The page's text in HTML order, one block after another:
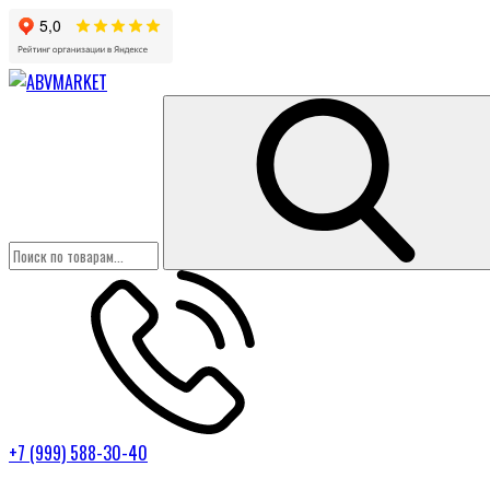
+7 (999) 588-30-40